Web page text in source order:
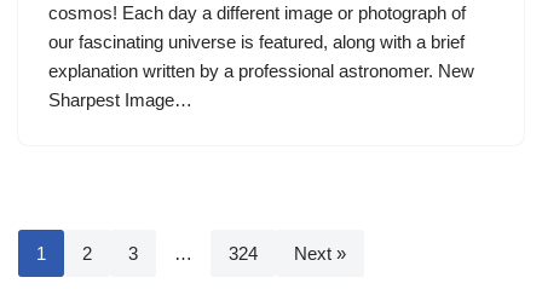
cosmos! Each day a different image or photograph of
our fascinating universe is featured, along with a brief
explanation written by a professional astronomer. New
Sharpest Image…
1 2 3 … 324 Next »